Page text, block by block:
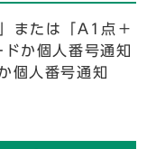
または「A1点＋
か個人番号通知
個人番号通知